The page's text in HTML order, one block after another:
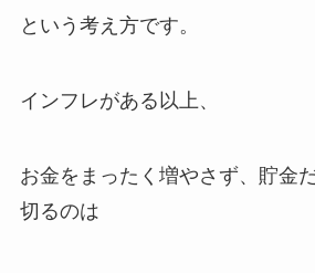
という考え方です。
インフレがある以上、
お金をまったく増やさず、貯金
切るのは